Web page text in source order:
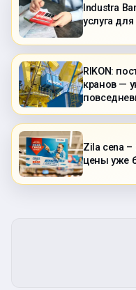
Industra
услуга
RIKON:
кранов —
Zila cena –
цены уже